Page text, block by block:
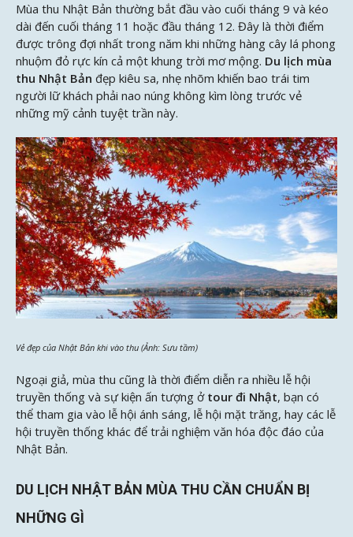
Mùa thu Nhật Bản thường bắt đầu vào cuối tháng 9 và kéo
dài đến cuối tháng 11 hoặc đầu tháng 12. Đây là thời điểm
được trông đợi nhất trong năm khi những hàng cây lá phong
nhuộm đỏ rực kín cả một khung trời mơ mộng. Du lịch mùa
thu Nhật Bản đẹp kiêu sa, nhẹ nhõm khiến bao trái tim
người lữ khách phải nao núng không kìm lòng trước vẻ
những mỹ cảnh tuyệt trần này.
Vẻ đẹp của Nhật Bản khi vào thu (Ảnh: Sưu tầm)
Ngoại giả, mùa thu cũng là thời điểm diễn ra nhiều lễ hội
truyền thống và sự kiện ấn tượng ở tour đi Nhật, bạn có
thể tham gia vào lễ hội ánh sáng, lễ hội mặt trăng, hay các lễ
hội truyền thống khác để trải nghiệm văn hóa độc đáo của
Nhật Bản.
DU LỊCH NHẬT BẢN MÙA THU CẦN CHUẨN BỊ
NHỮNG GÌ